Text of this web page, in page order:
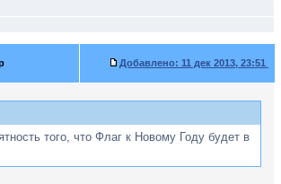
Добавлено: 11 дек 2013, 23:51
того, что Флаг к Новому Году будет в